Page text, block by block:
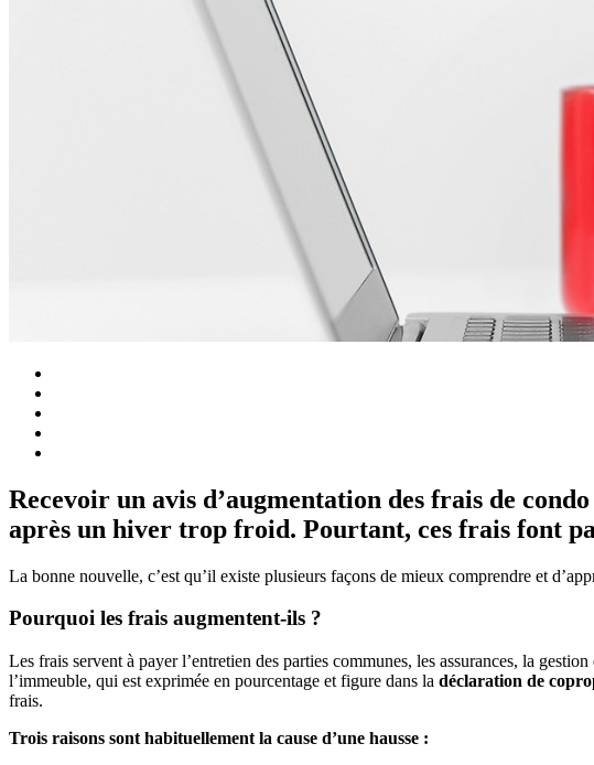
Recevoir un avis d’augmentation des frais de
après un hiver trop froid. Pourtant, ces frais font
La bonne nouvelle, c’est qu’il existe plusieurs façons de mieux comprendre et
Pourquoi les frais augmentent-ils ?
Les frais servent à payer l’entretien des parties communes, les assurances, la
l’immeuble, qui est exprimée en pourcentage et figure dans la déclaration de
frais.
Trois raisons sont habituellement la cause d’une hausse :